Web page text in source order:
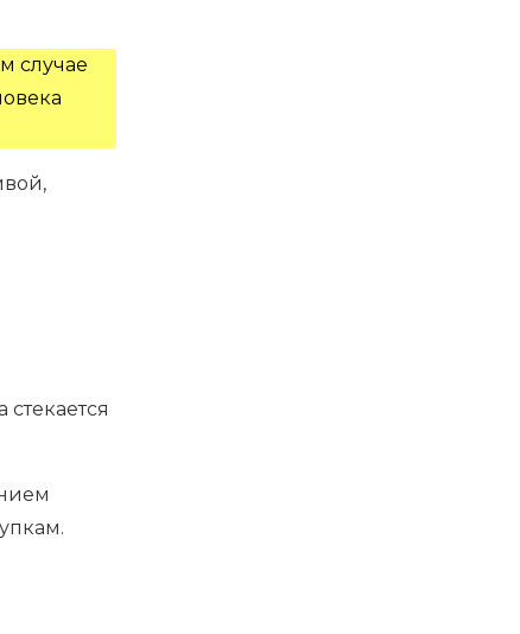
случае